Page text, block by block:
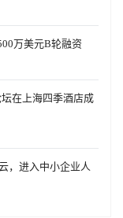
万美元B轮融资
在上海四季酒店成
，进入中小企业人